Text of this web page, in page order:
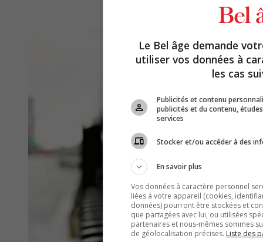
Le Bel âge demande
utiliser vos données à
les cas
Publicités et contenu
publicités et du contenu,
services
Stocker et/ou accéder à des
En savoir plus
Vos données à caractère personnel
liées à votre appareil (cookies,
données) pourront être stockées et
que partagées avec lui, ou utilisées
partenaires et nous-mêmes sommes
de géolocalisation précises. Liste des